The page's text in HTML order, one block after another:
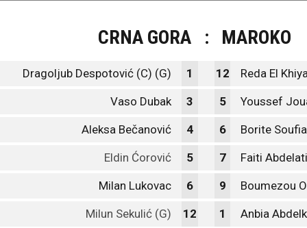
CRNA GORA : MAROKO
Dragoljub Despotović (C) (G) 1 12 Reda El
Vaso Dubak 3 5 Youssef
Aleksa Bečanović 4 6 Borite
Eldin Ćorović 5 7 Faiti
Milan Lukovac 6 9 Boumezou
Milun Sekulić (G) 12 1 Anbia